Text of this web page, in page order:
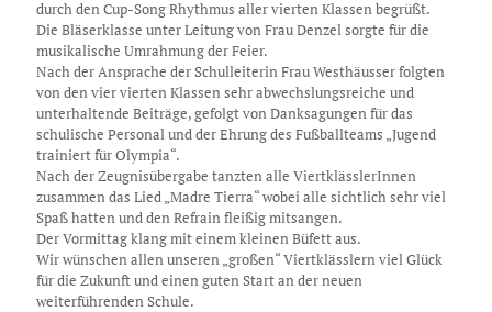
durch den Cup-Song Rhythmus aller vierten Klassen begrüßt.
Die Bläserklasse unter Leitung von FrauDenzelsorgte für die
musikalische Umrahmung der Feier.
Nach der Ansprache der Schulleiterin FrauWesthäusserfolgten
von den vier vierten Klassen sehr abwechslungsreiche und
unterhaltende Beiträge, gefolgt von Danksagungen für das
schulische Personal und der Ehrung des Fußballteams „Jugend
trainiert für Olympia“.
Nach der Zeugnisübergabe tanzten alle ViertklässlerInnen
zusammen das Lied „Madre Tierra“ wobei alle sichtlich sehr viel
Spaß hatten und den Refrain fleißigmitsangen.
Der Vormittag klang mit einem kleinen Büfett aus.
Wir wünschen allen unseren „großen“ Viertklässlern viel Glück
für die Zukunft und einen guten Start an der neuen
weiterführenden Schule.